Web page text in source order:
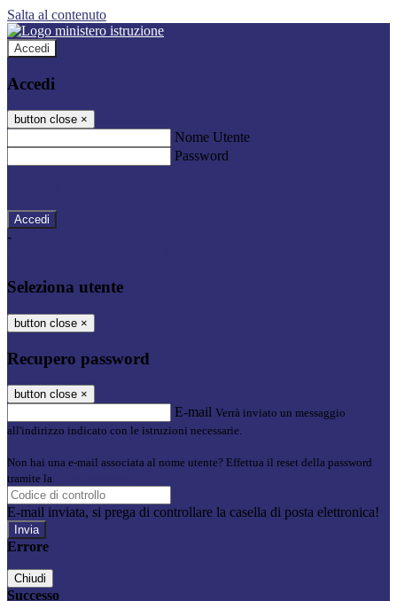
Salta al contenuto
Accedi
Accedi
button close ×
Nome Utente
Password
-
Seleziona utente
button close ×
Recupero password
button close ×
E-mail Verrà inviato un messaggio
all'indirizzo indicato con le istruzioni necessarie.
Non hai una e-mail associata al nome utente? Effettua il reset della password
tramite la
E-mail inviata, si prega di controllare la casella di posta elettronica!
Errore
Chiudi
Successo